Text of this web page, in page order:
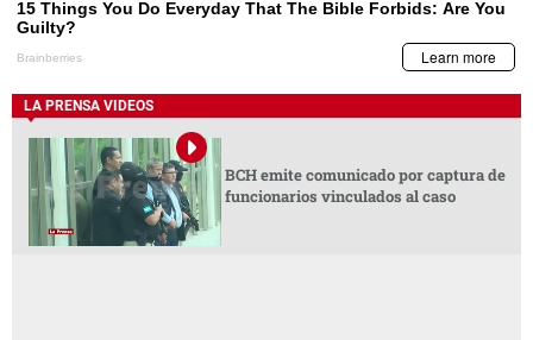
LA PRENSA VIDEOS
BCH emite comunicado por captura de
funcionarios vinculados al caso